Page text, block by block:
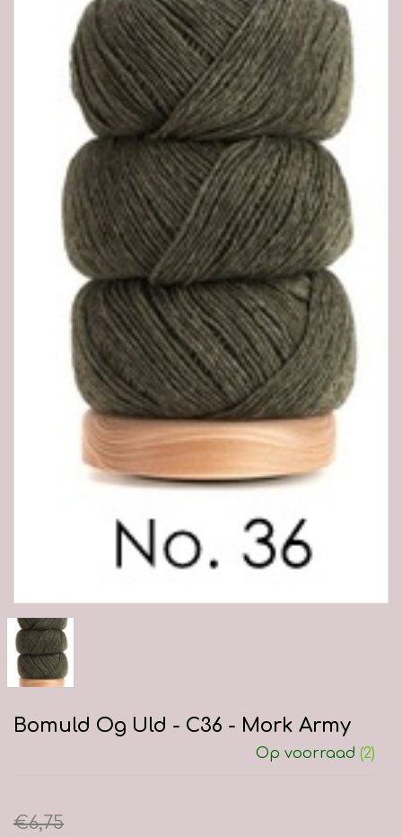
Bomuld Og Uld - C36 - Mork Army
Op voorraad (2)
€6,75